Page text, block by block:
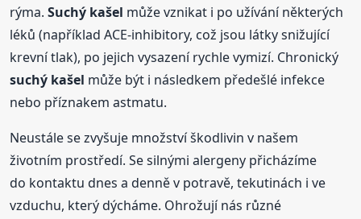
rýma.Suchý kašel může vznikat i po užívání některých
léků (například ACE-inhibitory, což jsou látky snižující
krevní tlak), po jejich vysazení rychle vymizí. Chronický
suchý kašel může být i následkem předešlé infekce
nebo příznakem astmatu.
Neustále se zvyšuje množství škodlivin v našem
životním prostředí. Se silnými alergeny přicházíme
do kontaktu dnes a denně v potravě, tekutinách i ve
vzduchu, který dýcháme. Ohrožují nás různé